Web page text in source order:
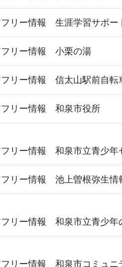
リー情報 生涯学習サポー
フリー情報 小栗の湯
リー情報 信太山駅前自転
フリー情報 和泉市役所
リー情報 和泉市立青少年
リー情報 池上曽根弥生情
リー情報 和泉市立青少年
リー情報 和泉市コミュニ